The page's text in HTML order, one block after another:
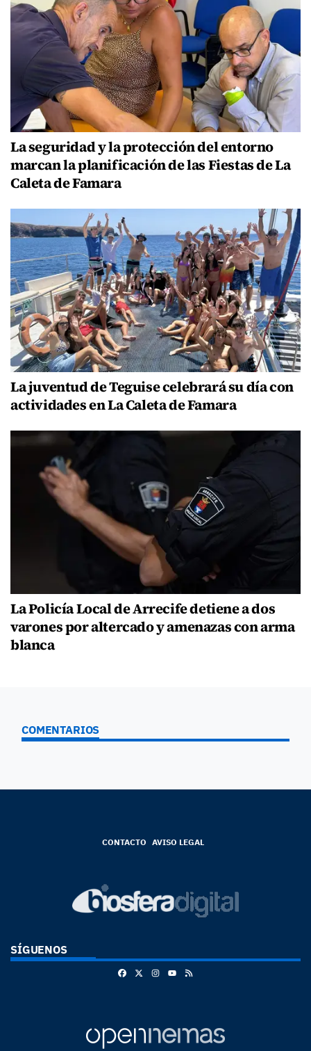
La seguridad y la protección del entorno
marcan la planificación de las Fiestas de La
Caleta de Famara
La juventud de Teguise celebrará su día con
actividades en La Caleta de Famara
La Policía Local de Arrecife detiene a dos
varones por altercado y amenazas con arma
blanca
COMENTARIOS
CONTACTO AVISO LEGAL
SÍGUENOS
FacebookInstagram